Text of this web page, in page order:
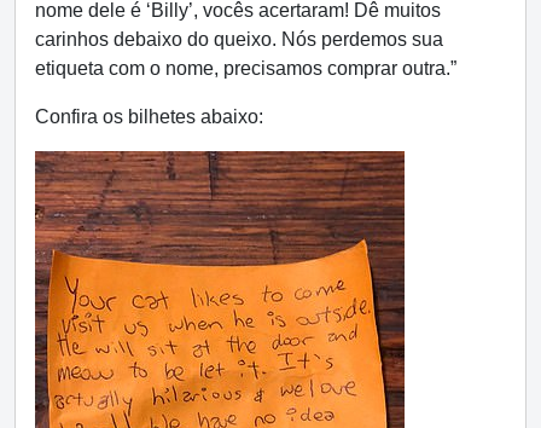
nome dele é ‘Billy’, vocês acertaram! Dê muitos
carinhos debaixo do queixo. Nós perdemos sua
etiqueta com o nome, precisamos comprar outra.”
Confira os bilhetes abaixo: